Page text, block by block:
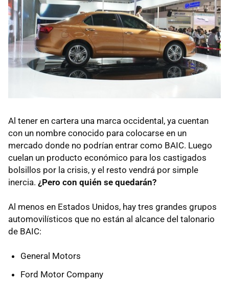
Al tener en cartera una marca occidental, ya cuentan
con un nombre conocido para colocarse en un
mercado donde no podrían entrar como BAIC. Luego
cuelan un producto económico para los castigados
bolsillos por la crisis, y el resto vendrá por simple
inercia. ¿Pero con quién se quedarán?
Al menos en Estados Unidos, hay tres grandes grupos
automovilísticos que no están al alcance del talonario
de BAIC:
General Motors
Ford Motor Company